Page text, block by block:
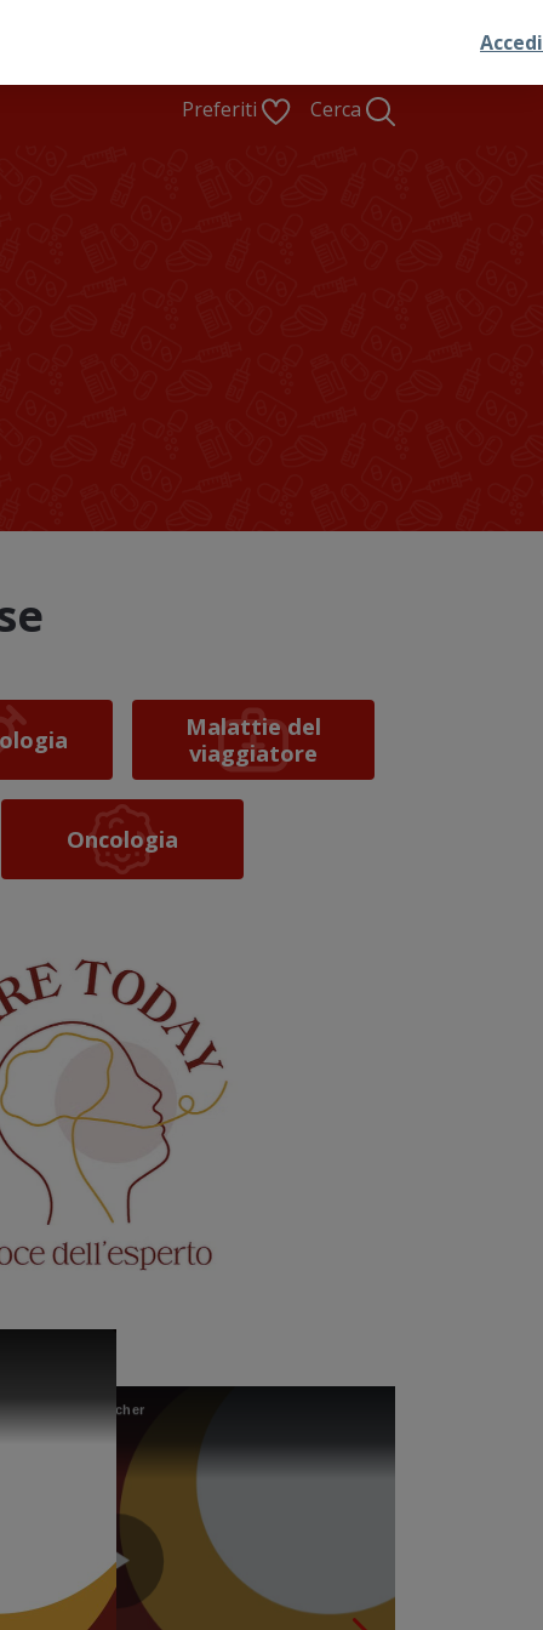
Preferiti Cerca
Malattie del
viaggiatore
Oncologia
malattia di Gaucher
Play
PASANISI-Red Flags ematologiche e di medicina generale nella malattia di Gaucher
Play